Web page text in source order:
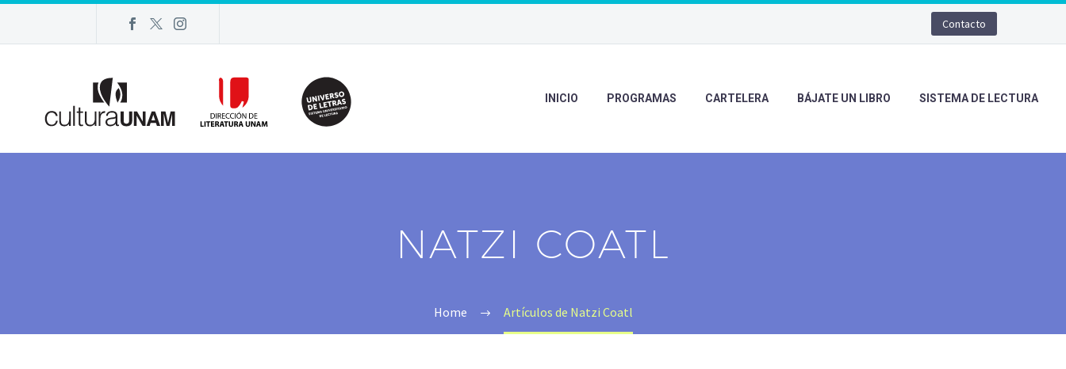
Contacto
INICIO PROGRAMAS CARTELERA BÁJATE UN LIBRO SISTEMA DE LECTURA
NATZI COATL
Home Artículos de Natzi Coatl